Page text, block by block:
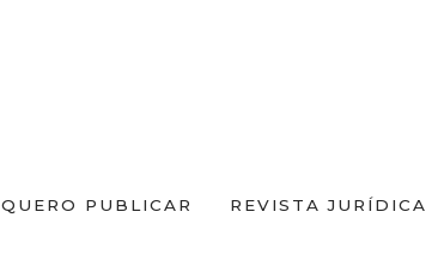
QUERO PUBLICAR REVISTA JURÍDICA